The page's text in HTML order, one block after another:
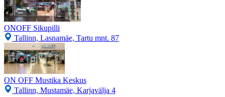
ONOFF Sikupilli
Tallinn, Lasnamäe, Tartu mnt. 87
ON OFF Mustika Keskus
Tallinn, Mustamäe, Karjavälja 4